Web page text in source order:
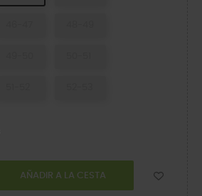
AÑADIR A LA CESTA